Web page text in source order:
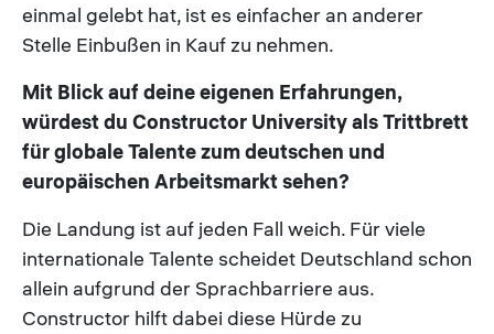
einmal gelebt hat, ist es einfacher an anderer
Stelle Einbußen in Kauf zu nehmen.
Mit Blick auf deine eigenen Erfahrungen,
würdest du Constructor University als Trittbrett
für globale Talente zum deutschen und
europäischen Arbeitsmarkt sehen?
Die Landung ist auf jeden Fall weich. Für viele
internationale Talente scheidet Deutschland schon
allein aufgrund der Sprachbarriere aus.
Constructor hilft dabei diese Hürde zu